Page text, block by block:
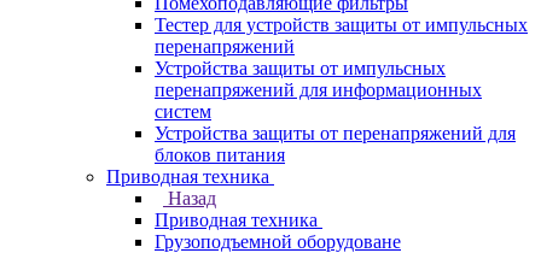
Тестер для устройств защиты от импульсных
перенапряжений
Устройства защиты от импульсных
перенапряжений для информационных
систем
Устройства защиты от перенапряжений для
блоков питания
Приводная техника
Назад
Приводная техника
Грузоподъемной оборудоване